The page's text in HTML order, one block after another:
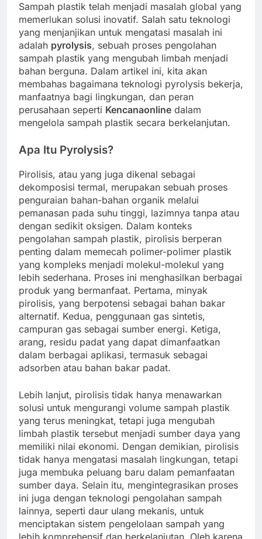
Sampah plastik telah menjadi masalah global yang
memerlukan solusi inovatif. Salah satu teknologi
yang menjanjikan untuk mengatasi masalah ini
adalah pyrolysis, sebuah proses pengolahan
sampah plastik yang mengubah limbah menjadi
bahan berguna. Dalam artikel ini, kita akan
membahas bagaimana teknologi pyrolysis bekerja,
manfaatnya bagi lingkungan, dan peran
perusahaan seperti Kencanaonline dalam
mengelola sampah plastik secara berkelanjutan.
Apa Itu Pyrolysis?
Pirolisis, atau yang juga dikenal sebagai
dekomposisi termal, merupakan sebuah proses
penguraian bahan-bahan organik melalui
pemanasan pada suhu tinggi, lazimnya tanpa atau
dengan sedikit oksigen. Dalam konteks
pengolahan sampah plastik, pirolisis berperan
penting dalam memecah polimer-polimer plastik
yang kompleks menjadi molekul-molekul yang
lebih sederhana. Proses ini menghasilkan berbagai
produk yang bermanfaat. Pertama, minyak
pirolisis, yang berpotensi sebagai bahan bakar
alternatif. Kedua, penggunaan gas sintetis,
campuran gas sebagai sumber energi. Ketiga,
arang, residu padat yang dapat dimanfaatkan
dalam berbagai aplikasi, termasuk sebagai
adsorben atau bahan bakar padat.
Lebih lanjut, pirolisis tidak hanya menawarkan
solusi untuk mengurangi volume sampah plastik
yang terus meningkat, tetapi juga mengubah
limbah plastik tersebut menjadi sumber daya yang
memiliki nilai ekonomi. Dengan demikian, pirolisis
tidak hanya mengatasi masalah lingkungan, tetapi
juga membuka peluang baru dalam pemanfaatan
sumber daya. Selain itu, mengintegrasikan proses
ini juga dengan teknologi pengolahan sampah
lainnya, seperti daur ulang mekanis, untuk
menciptakan sistem pengelolaan sampah yang
lebih komprehensif dan berkelanjutan. Oleh karena